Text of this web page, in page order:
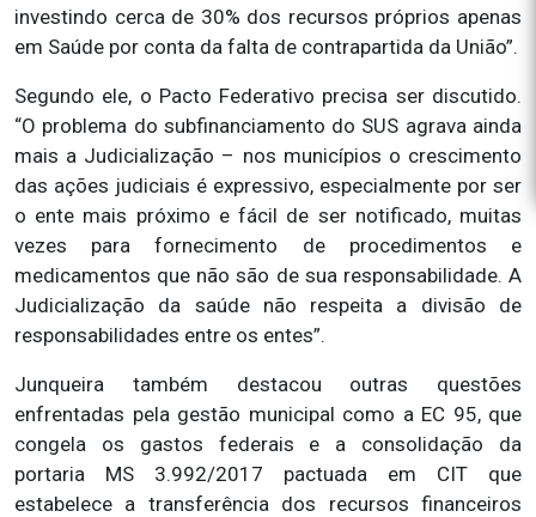
investindo cerca de 30% dos recursos próprios apenas
em Saúde por conta da falta de contrapartida da União”.
Segundo ele, o Pacto Federativo precisa ser discutido.
“O problema do subfinanciamento do SUS agrava ainda
mais a Judicialização – nos municípios o crescimento
das ações judiciais é expressivo, especialmente por ser
o ente mais próximo e fácil de ser notificado, muitas
vezes para fornecimento de procedimentos e
medicamentos que não são de sua responsabilidade. A
Judicialização da saúde não respeita a divisão de
responsabilidades entre os entes”.
Junqueira também destacou outras questões
enfrentadas pela gestão municipal como a EC 95, que
congela os gastos federais e a consolidação da
portaria MS 3.992/2017 pactuada em CIT que
estabelece a transferência dos recursos financeiros